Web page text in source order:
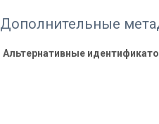
Дополнительные
Альтернативные